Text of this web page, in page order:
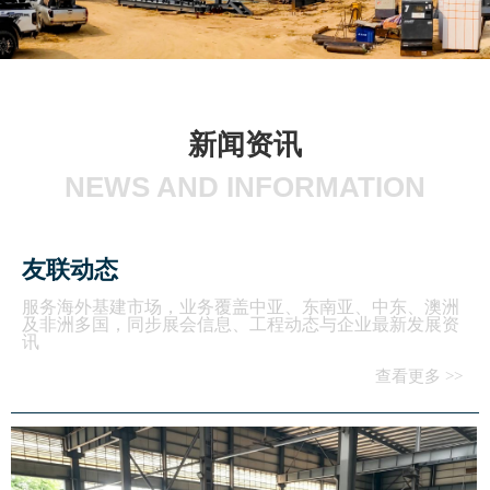
新闻资讯
NEWS AND INFORMATION
友联动态
查看更多 >>
服务海外基建市场，业务覆盖中亚、东南亚、中东、澳洲
及非洲多国，同步展会信息、工程动态与企业最新发展资
讯